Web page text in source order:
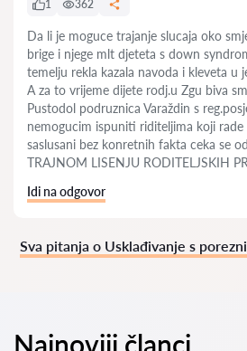
1 362
Da li je moguce trajanje slucaja oko
brige i njege mlt djeteta s down
temelju rekla kazala navoda i kleveta u
A za to vrijeme dijete rodj.u Zgu biva
Pustodol podruznica Varaždin s
nemogucim ispuniti riditeljima koji rade
saslusani bez konretnih fakta ceka se
TRAJNOM LISENJU RODITELJSKIH
Idi na odgovor
Sva pitanja o Usklađivanje s
Najnoviji članci